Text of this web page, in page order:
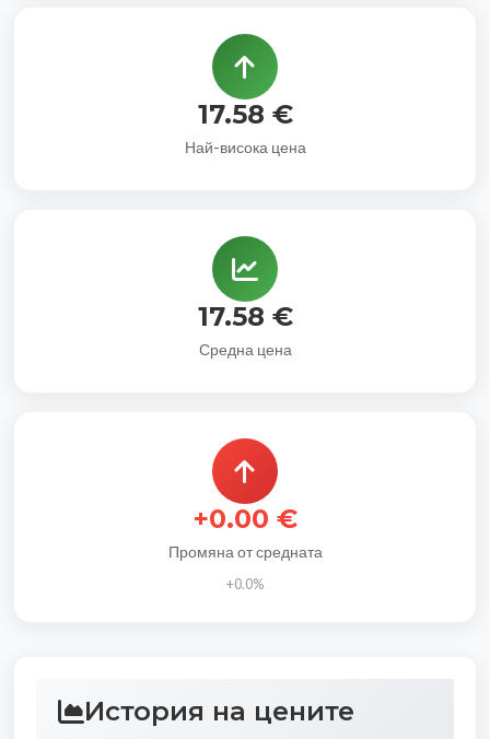
17.58 €
Най-висока цена
17.58 €
Средна цена
+0.00 €
Промяна от средната
+0.0%
История на цените